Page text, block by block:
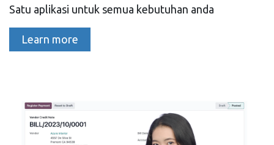
Satu aplikasi untuk semua kebutuhan anda
Learn more